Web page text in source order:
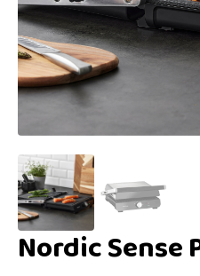
Nordic Sense